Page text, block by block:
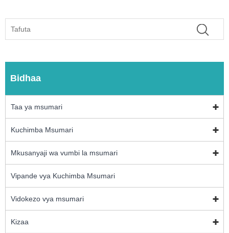
Bidhaa
Taa ya msumari
Kuchimba Msumari
Mkusanyaji wa vumbi la msumari
Vipande vya Kuchimba Msumari
Vidokezo vya msumari
Kizaa